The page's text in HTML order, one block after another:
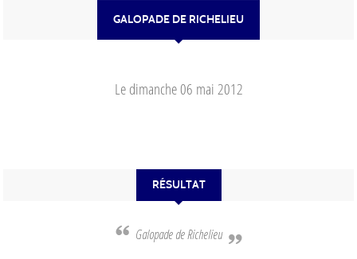
GALOPADE DE RICHELIEU
Le dimanche06 mai 2012
RÉSULTAT
Galopade de Richelieu